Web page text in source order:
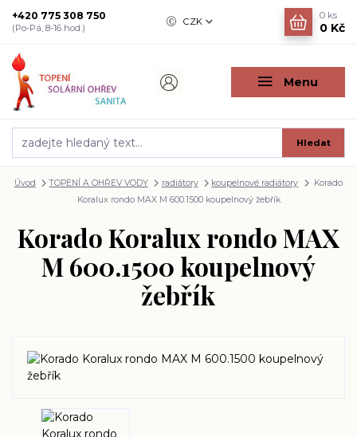
Menu
CZK
Hledat
+420 775 308 750
(Po-Pá, 8-16 hod.)
0 ks
0 Kč
Úvod TOPENÍ A OHŘEV VODY radiátory koupelnové radiátory
Korado
Koralux rondo MAX M 600.1500 koupelnový žebřík
Korado Koralux rondo MAX
M 600.1500 koupelnový
žebřík